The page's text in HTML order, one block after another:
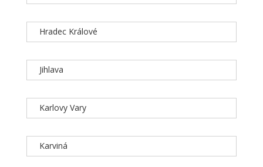
Hradec Králové
Jihlava
Karlovy Vary
Karviná